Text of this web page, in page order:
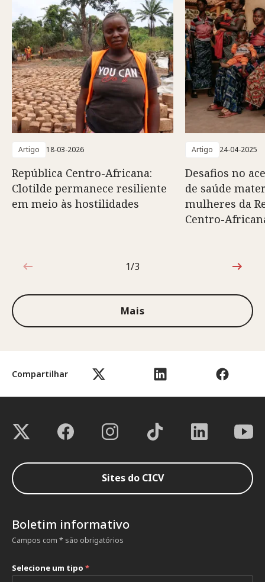
Compartilhar
Artigo 18-03-2026
República Centro-Africana:
Clotilde permanece resiliente
em meio às hostilidades
Artigo 24-04-2025
Desafios no
de saúde
mulheres da
Centro-
1 de 3
1/3
Mais
Sites do CICV
Boletim informativo
Campos com * são obrigatórios
Selecione um tipo *